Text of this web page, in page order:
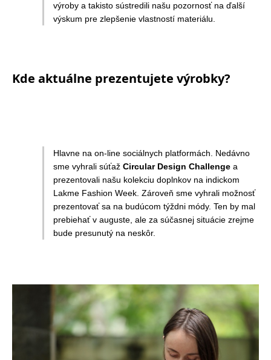
výroby a takisto sústredili našu pozornosť na ďalší
výskum pre zlepšenie vlastností materiálu.
Kde aktuálne prezentujete výrobky?
Hlavne na on-line sociálnych platformách. Nedávno
sme vyhrali súťaž Circular Design Challenge a
prezentovali našu kolekciu doplnkov na indickom
Lakme Fashion Week. Zároveň sme vyhrali možnosť
prezentovať sa na budúcom týždni módy. Ten by mal
prebiehať v auguste, ale za súčasnej situácie zrejme
bude presunutý na neskôr.